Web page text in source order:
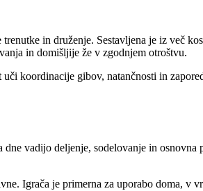
in druženje. Sestavljena je iz več
in domišljije že v zgodnjem otroštvu.
koordinacije gibov, natančnosti in
vadijo deljenje, sodelovanje in osnovna
Igrača je primerna za uporabo doma, v